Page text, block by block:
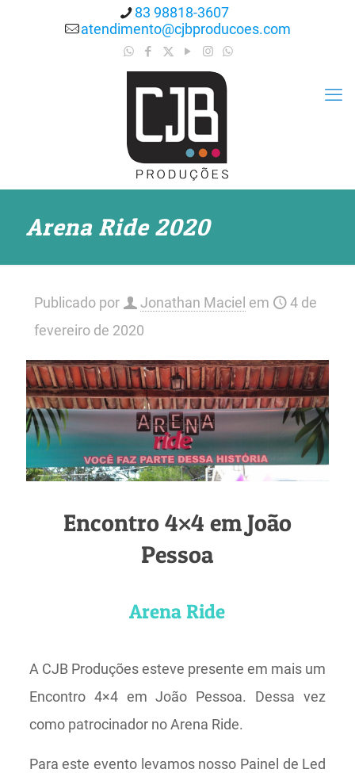
83 98818-3607
atendimento@cjbproducoes.com
Arena Ride 2020
Publicado por Jonathan Maciel em
4 de
fevereiro de 2020
Encontro 4×4 em João
Pessoa
Arena Ride
A CJB Produções esteve presente em mais um
Encontro 4×4 em João Pessoa. Dessa vez
como patrocinador no Arena Ride.
Para este evento levamos nosso Painel de Led